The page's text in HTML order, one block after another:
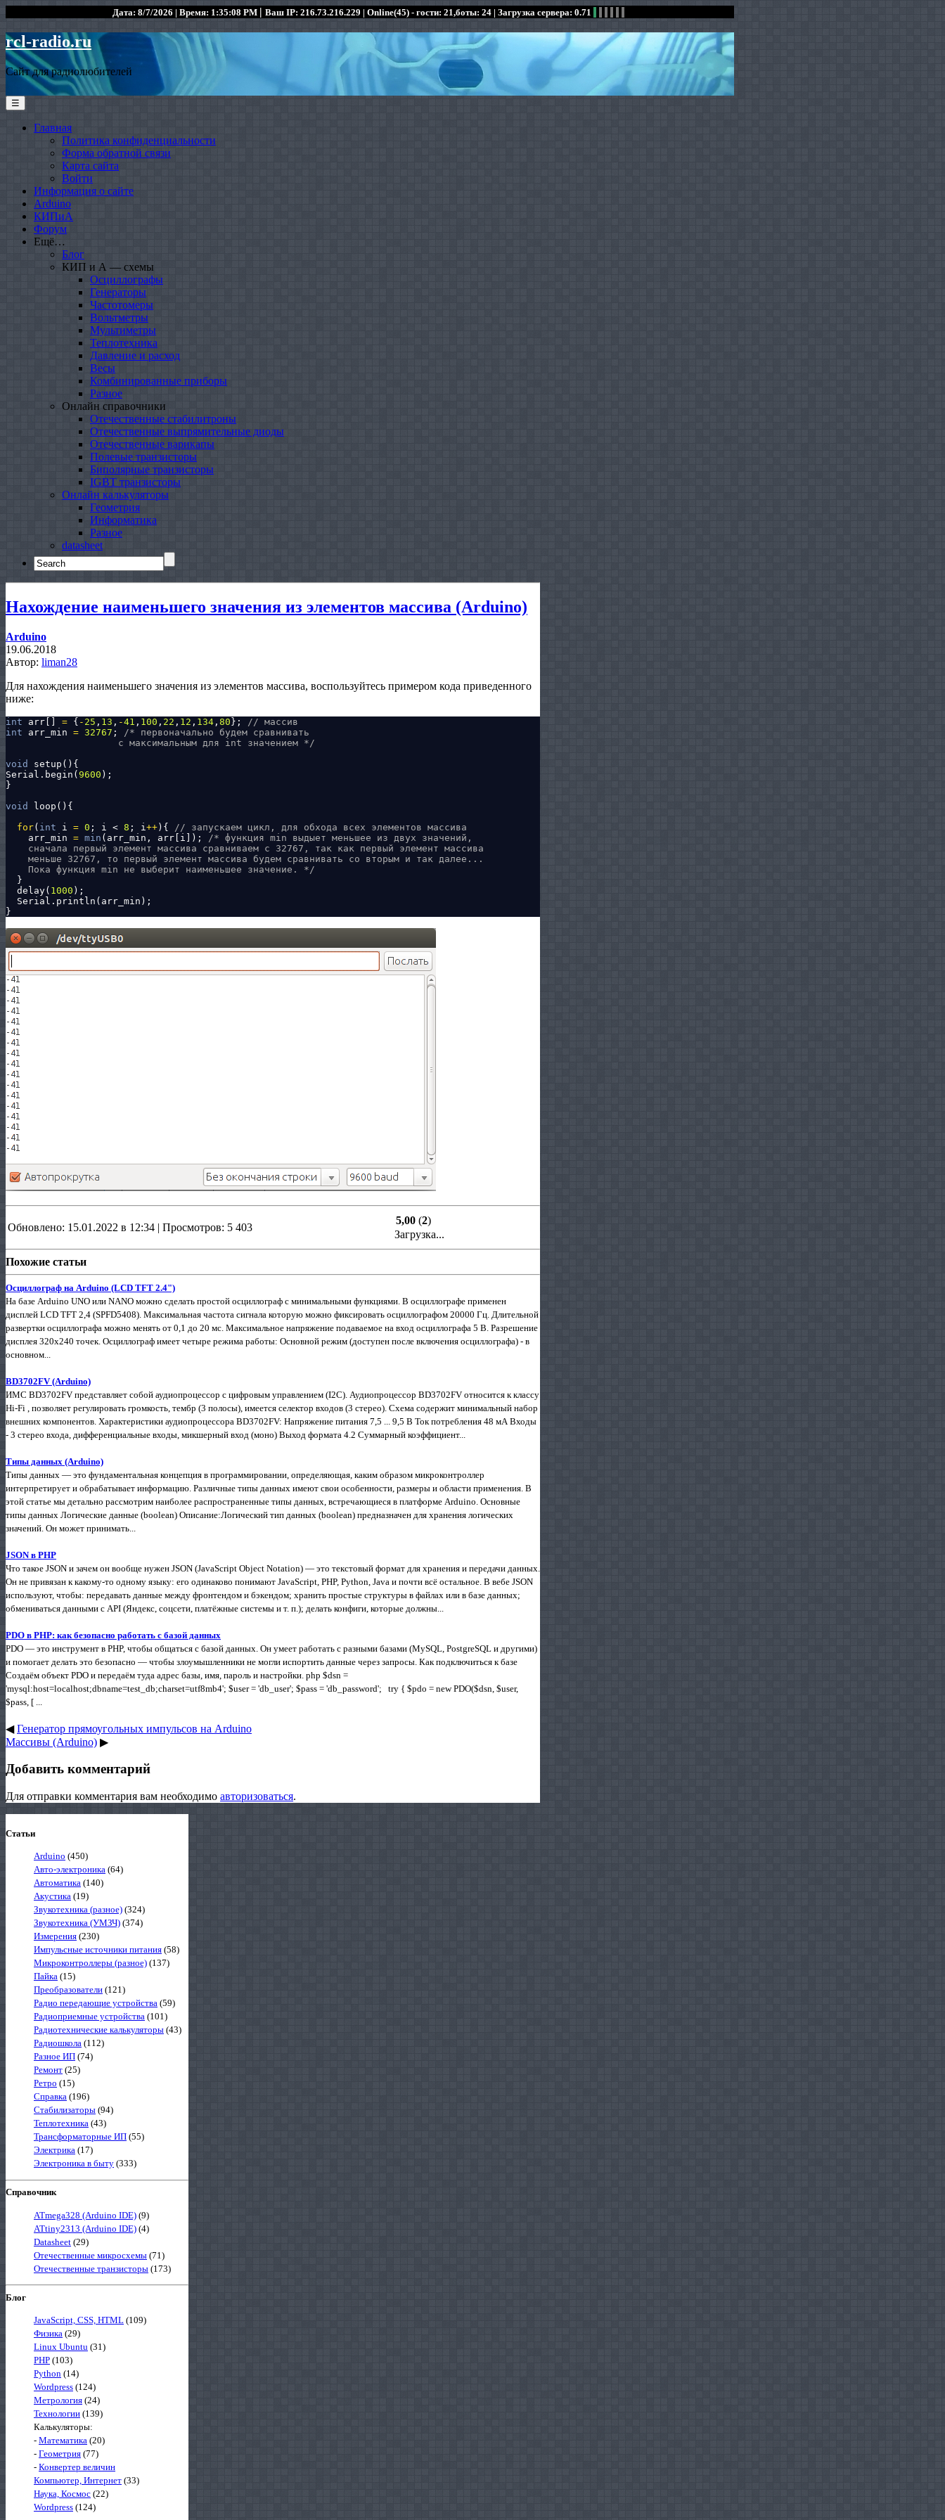
Дата: 8/7/2026 | Время: 1:35:08 PM | Ваш IP: 216.73.216.229 | Online(45) - гости: 21,боты: 24 | Загрузка сервера: 0.71
rcl-radio.ru
Сайт для радиолюбителей
☰
Главная
Политика конфиденциальности
Форма обратной связи
Карта сайта
Войти
Информация о сайте
Arduino
КИПиА
Форум
Ещё…
Блог
КИП и А — схемы
Осциллографы
Генераторы
Частотомеры
Вольтметры
Мультиметры
Теплотехника
Давление и расход
Весы
Комбинированные приборы
Разное
Онлайн справочники
Отечественные стабилитроны
Отечественные выпрямительные диоды
Отечественные варикапы
Полевые транзисторы
Биполярные транзисторы
IGBT транзисторы
Онлайн калькуляторы
Геометрия
Информатика
Разное
datasheet
Search
for:
Нахождение наименьшего значения из элементов массива (Arduino)
Arduino
19.06.2018
Автор: liman28
Для нахождения наименьшего значения из элементов массива, воспользуйтесь примером кода приведенного
ниже:
int arr[] = { - 25 , 13 , -41 , 100 , 22 , 12 , 134 , 80};
// массив
int arr_min = 32767 ;
/* первоначально будем сравнивать
                    с максимальным для int значением */
void
setup(){
Serial.begin(9600 );
}
void
loop(){
for( int i = 0 ; i < 8 ; i ++){
// запускаем цикл, для обхода всех элементов массива
    arr_min
= min (arr_min, arr[i]);
/* функция min выдыет меньшее из двух значений,
    сначала первый элемент массива сравниваем с 32767, так как первый элемент массива
    меньше 32767, то первый элемент массива будем сравнивать со вторым и так далее...
    Пока функция min не выберит наименьшее значение. */
  }
  delay(
1000 );
  Serial.println(arr_min);
Обновлено: 15.01.2022 в 12:34 | Просмотров: 5 403
5,00 (2)
Загрузка...
Похожие статьи
Осциллограф на Arduino (LCD TFT 2.4")
На базе Arduino UNO или NANO можно сделать простой осциллограф с минимальными функциями. В осциллографе применен
дисплей LCD TFT 2,4 (SPFD5408). Максимальная частота сигнала которую можно фиксировать осциллографом 20000 Гц. Длительной
развертки осциллографа можно менять от 0,1 до 20 мс. Максимальное напряжение подаваемое на вход осциллографа 5 В. Разрешение
дисплея 320х240 точек. Осциллограф имеет четыре режима работы: Основной режим (доступен после включения осциллографа) - в
основном...
BD3702FV (Arduino)
ИМС BD3702FV представляет собой аудиопроцессор с цифровым управлением (I2C). Аудиопроцессор BD3702FV относится к классу
Hi-Fi , позволяет регулировать громкость, тембр (3 полосы), имеется селектор входов (3 стерео). Схема содержит минимальный набор
внешних компонентов. Характеристики аудиопроцессора BD3702FV: Напряжение питания 7,5 ... 9,5 В Ток потребления 48 мА Входы
- 3 стерео входа, дифференциальные входы, микшерный вход (моно) Выход формата 4.2 Суммарный коэффициент...
Типы данных (Arduino)
Типы данных — это фундаментальная концепция в программировании, определяющая, каким образом микроконтроллер
интерпретирует и обрабатывает информацию. Различные типы данных имеют свои особенности, размеры и области применения. В
этой статье мы детально рассмотрим наиболее распространенные типы данных, встречающиеся в платформе Arduino. Основные
типы данных Логические данные (boolean) Описание:Логический тип данных (boolean) предназначен для хранения логических
значений. Он может принимать...
JSON в PHP
Что такое JSON и зачем он вообще нужен JSON (JavaScript Object Notation) — это текстовый формат для хранения и передачи данных.
Он не привязан к какому‑то одному языку: его одинаково понимают JavaScript, PHP, Python, Java и почти всё остальное. В вебе JSON
используют, чтобы: передавать данные между фронтендом и бэкендом; хранить простые структуры в файлах или в базе данных;
обмениваться данными с API (Яндекс, соцсети, платёжные системы и т. п.); делать конфиги, которые должны...
PDO в PHP: как безопасно работать с базой данных
PDO — это инструмент в PHP, чтобы общаться с базой данных. Он умеет работать с разными базами (MySQL, PostgreSQL и другими)
и помогает делать это безопасно — чтобы злоумышленники не могли испортить данные через запросы. Как подключиться к базе
Создаём объект PDO и передаём туда адрес базы, имя, пароль и настройки. php $dsn =
'mysql:host=localhost;dbname=test_db;charset=utf8mb4'; $user = 'db_user'; $pass = 'db_password'; try { $pdo = new PDO($dsn, $user,
$pass, [ ...
◀Генератор прямоугольных импульсов на Arduino
Массивы (Arduino) ▶
Добавить комментарий
Для отправки комментария вам необходимо авторизоваться.
Статьи
Arduino (450)
Авто-электроника (64)
Автоматика (140)
Акустика (19)
Звукотехника (разное) (324)
Звукотехника (УМЗЧ) (374)
Измерения (230)
Импульсные источники питания (58)
Микроконтроллеры (разное) (137)
Пайка (15)
Преобразователи (121)
Радио передающие устройства (59)
Радиоприемные устройства (101)
Радиотехнические калькуляторы (43)
Радиошкола (112)
Разное ИП (74)
Ремонт (25)
Ретро (15)
Справка (196)
Стабилизаторы (94)
Теплотехника (43)
Трансформаторные ИП (55)
Электрика (17)
Электроника в быту (333)
Справочник
ATmega328 (Arduino IDE) (9)
ATtiny2313 (Arduino IDE) (4)
Datasheet (29)
Отечественные микросхемы (71)
Отечественные транзисторы (173)
Блог
JavaScript, CSS, HTML (109)
Физика (29)
Linux Ubuntu (31)
PHP (103)
Python (14)
Wordpress (124)
Метрология (24)
Технологии (139)
Калькуляторы:
- Математика (20)
- Геометрия (77)
- Конвертер величин
Компьютер, Интернет (33)
Наука, Космос (22)
Wordpress (124)